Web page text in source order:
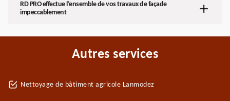
RD PRO effectue l’ensemble de vos travaux de façade
impeccablement
Autres services
Nettoyage de bâtiment agricole Lanmodez